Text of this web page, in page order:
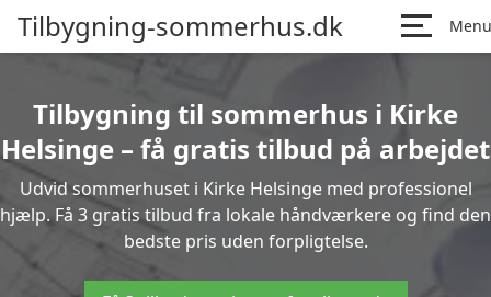
Tilbygning-sommerhus.dk Menu
Tilbygning til sommerhus i Kirke
Helsinge – få gratis tilbud på arbejdet
Udvid sommerhuset i Kirke Helsinge med professionel
hjælp. Få 3 gratis tilbud fra lokale håndværkere og find den
bedste pris uden forpligtelse.